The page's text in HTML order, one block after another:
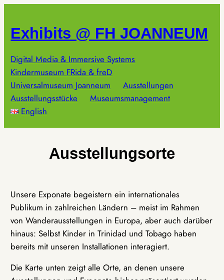
springen
Exhibits @ FH JOANNEUM
Digital Media & Immersive Systems
Kindermuseum FRida & freD
Universalmuseum Joanneum
Ausstellungen
Ausstellungsstücke
Museumsmanagement
English
Ausstellungsorte
Unsere Exponate begeistern ein internationales
Publikum in zahlreichen Ländern – meist im Rahmen
von Wanderausstellungen in Europa, aber auch darüber
hinaus: Selbst Kinder in Trinidad und Tobago haben
bereits mit unseren Installationen interagiert.
Die Karte unten zeigt alle Orte, an denen unsere